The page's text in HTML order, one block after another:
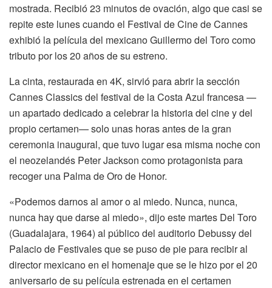
mostrada. Recibió 23 minutos de ovación, algo que casi se
repite este lunes cuando el Festival de Cine de Cannes
exhibió la película del mexicano Guillermo del Toro como
tributo por los 20 años de su estreno.
La cinta, restaurada en 4K, sirvió para abrir la sección
Cannes Classics del festival de la Costa Azul francesa —
un apartado dedicado a celebrar la historia del cine y del
propio certamen— solo unas horas antes de la gran
ceremonia inaugural, que tuvo lugar esa misma noche con
el neozelandés Peter Jackson como protagonista para
recoger una Palma de Oro de Honor.
«Podemos darnos al amor o al miedo. Nunca, nunca,
nunca hay que darse al miedo», dijo este martes Del Toro
(Guadalajara, 1964) al público del auditorio Debussy del
Palacio de Festivales que se puso de pie para recibir al
director mexicano en el homenaje que se le hizo por el 20
aniversario de su película estrenada en el certamen